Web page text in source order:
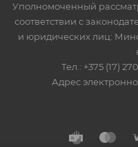
Уполномоченный
соответствии с
и юридических лиц:
Тел.: +375 (17)
Адрес